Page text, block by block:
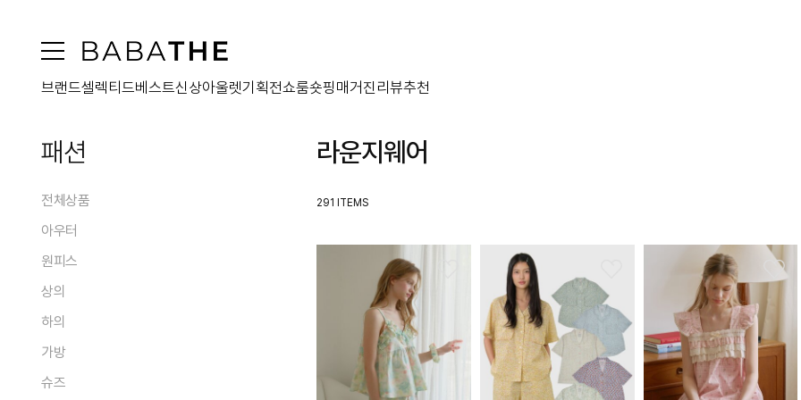
브랜드셀렉티드베스트신상아울렛기획전쇼룸숏핑 매거진 리뷰추천
패션
전체상품
아우터
전체
코트
패딩
자켓
점퍼
원피스
전체
맥시원피스
미디원피스
투피스원피스
상의
전체
블라우스/셔츠
티셔츠
하의
전체
스커트
가방
전체
슈즈
라운지웨어
291 ITEMS